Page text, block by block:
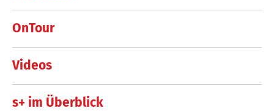
OnTour
Videos
s+ im Überblick